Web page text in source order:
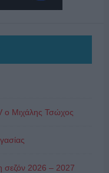
Μιχάλης Τσώχος
σεζόν 2026 – 2027